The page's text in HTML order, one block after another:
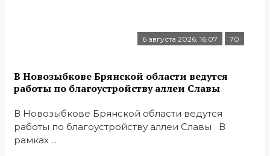
6 августа 2026, 16:07 70
В Новозыбкове Брянской области ведутся
работы по благоустройству аллеи Славы
В Новозыбкове Брянской области ведутся
работы по благоустройству аллеи Славы В
рамках ...